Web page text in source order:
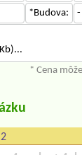
*Budova: -
* Cena